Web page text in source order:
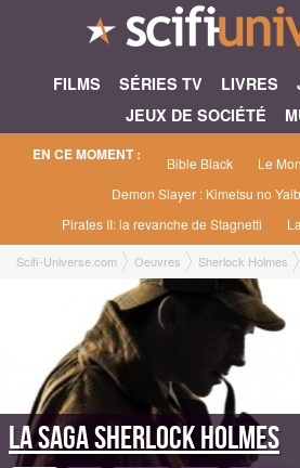
FILMS SÉRIES TV LIVRES
JEUX DE SOCIÉTÉ
EN CE MOMENT : Bible Black
Le
Demon Slayer : Kimetsu no
Pirates II: la revanche de Stagnetti
Scifi-Universe.com Oeuvres Sherlock Holmes
La saga Sherlock Holmes